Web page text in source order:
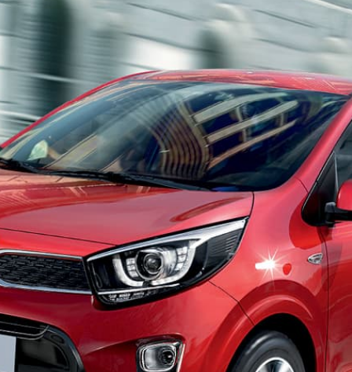
חיפה
באשדוד
בפתח תקווה
בנתניה
בבאר שבע
בתל אביב
רעננה